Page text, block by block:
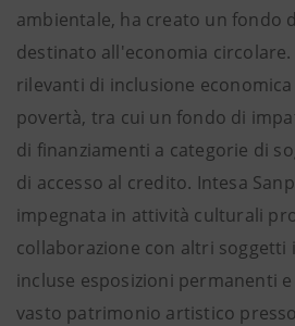
ambientale, ha creato un fondo
destinato all'economia
rilevanti di inclusione
povertà, tra cui un fondo di
di finanziamenti a categorie di
di accesso al credito. Intesa
impegnata in attività culturali
collaborazione con altri soggetti
incluse esposizioni permanenti
vasto patrimonio artistico